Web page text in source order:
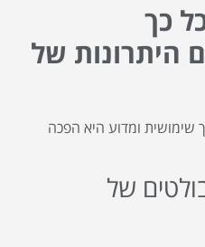
כך
היתרונות של
שימושית ומדוע היא הפכה
בולטים של